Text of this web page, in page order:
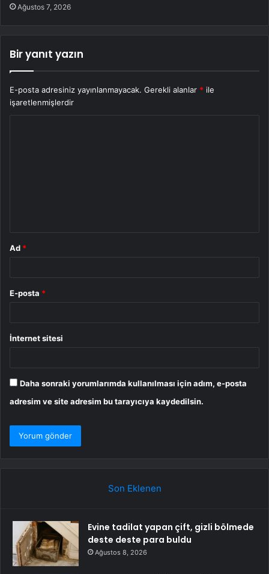
Ağustos 7, 2026
Bir yanıt yazın
E-posta adresiniz yayınlanmayacak. Gerekli alanlar * ile
işaretlenmişlerdir
Ad *
E-posta *
İnternet sitesi
Daha sonraki yorumlarımda kullanılması için adım, e-posta
adresim ve site adresim bu tarayıcıya kaydedilsin.
Son Eklenen
Evine tadilat yapan çift, gizli bölmede
deste deste para buldu
Ağustos 8, 2026